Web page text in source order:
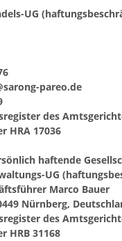
UG
pareo.de
des
HRA 17036
haftende
UG
Marco Bauer
Nürnberg,
des
HRB 31168